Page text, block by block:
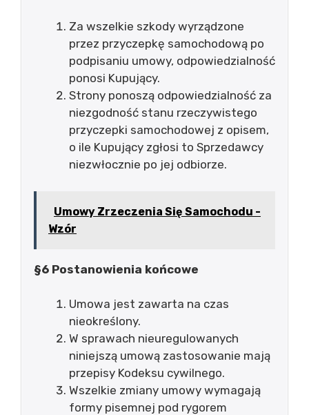
Za wszelkie szkody wyrządzone
przez przyczepkę samochodową po
podpisaniu umowy, odpowiedzialność
ponosi Kupujący.
Strony ponoszą odpowiedzialność za
niezgodność stanu rzeczywistego
przyczepki samochodowej z opisem,
o ile Kupujący zgłosi to Sprzedawcy
niezwłocznie po jej odbiorze.
Umowy Zrzeczenia Się Samochodu -
Wzór
§6 Postanowienia końcowe
Umowa jest zawarta na czas
nieokreślony.
W sprawach nieuregulowanych
niniejszą umową zastosowanie mają
przepisy Kodeksu cywilnego.
Wszelkie zmiany umowy wymagają
formy pisemnej pod rygorem